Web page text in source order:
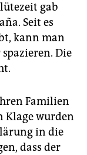
gab
Seit es
kann man
Die
Familien
Klage wurden
in die
dass der